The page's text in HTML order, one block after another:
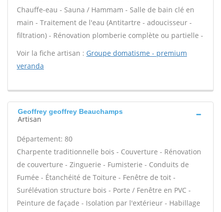
Chauffe-eau - Sauna / Hammam - Salle de bain clé en
main - Traitement de l'eau (Antitartre - adoucisseur -
filtration) - Rénovation plomberie complète ou partielle -
Voir la fiche artisan : Groupe domatisme - premium
veranda
Geoffrey geoffrey Beauchamps
Artisan
Département: 80
Charpente traditionnelle bois - Couverture - Rénovation
de couverture - Zinguerie - Fumisterie - Conduits de
Fumée - Étanchéité de Toiture - Fenêtre de toit -
Surélévation structure bois - Porte / Fenêtre en PVC -
Peinture de façade - Isolation par l'extérieur - Habillage